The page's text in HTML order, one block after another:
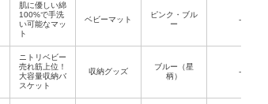
肌に優しい綿
100%で手洗
い可能なマッ
ト
ベビーマット
ピンク・ブル
ー
-
ニトリベビー
売れ筋上位！
大容量収納バ
スケット
収納グッズ
ブルー（星
柄）
-